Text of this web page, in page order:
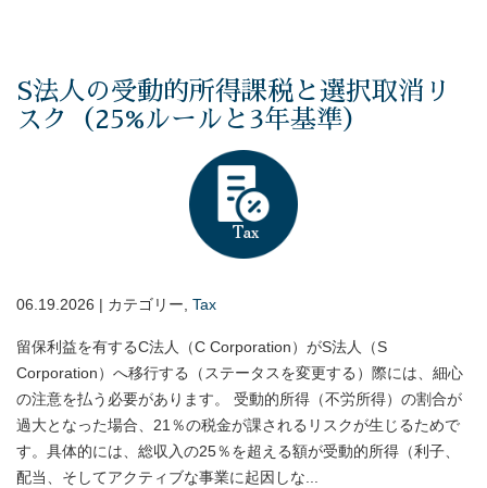
S法人の受動的所得課税と選択取消リ
スク（25%ルールと3年基準）
06.19.2026 | カテゴリー, Tax
留保利益を有するC法人（C Corporation）がS法人（S
Corporation）へ移行する（ステータスを変更する）際には、細心
の注意を払う必要があります。 受動的所得（不労所得）の割合が
過大となった場合、21％の税金が課されるリスクが生じるためで
す。具体的には、総収入の25％を超える額が受動的所得（利子、
配当、そしてアクティブな事業に起因しな...